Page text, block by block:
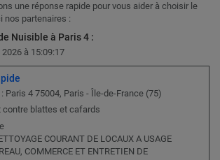
une réponse rapide pour vous aider à choisir le
nos partenaires :
Nuisible à Paris 4 :
à 15:09:17
Paris 4 75004, Paris - Île-de-France (75)
contre blattes et cafards
COURANT DE LOCAUX A USAGE
COMMERCE ET ENTRETIEN DE